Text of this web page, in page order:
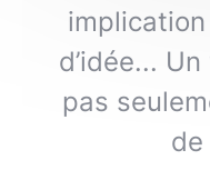
d’idée...
pas
de